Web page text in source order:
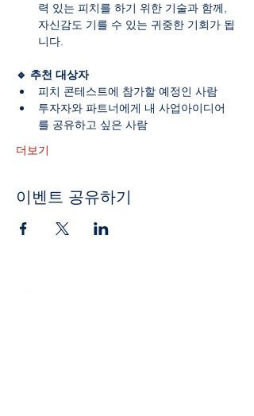
력 있는 피치를 하기 위한 기술과 함께,
자신감도 기를 수 있는 귀중한 기회가 됩
니다.
🔹 추천 대상자
피치 콘테스트에 참가할 예정인 사람
투자자와 파트너에게 내 사업아이디어
를 공유하고 싶은 사람
더보기
이벤트 공유하기